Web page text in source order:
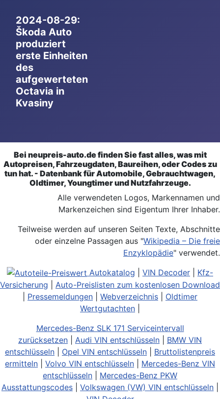
2024-08-29:
Škoda Auto
produziert
erste Einheiten
des
aufgewerteten
Octavia in
Kvasiny
Bei neupreis-auto.de finden Sie fast alles, was mit
Autopreisen, Fahrzeugdaten, Baureihen, oder Codes zu
tun hat. - Datenbank für Automobile, Gebrauchtwagen,
Oldtimer, Youngtimer und Nutzfahrzeuge.
Alle verwendeten Logos, Markennamen und
Markenzeichen sind Eigentum Ihrer Inhaber.
Teilweise werden auf unseren Seiten Texte, Abschnitte
oder einzelne Passagen aus "Wikipedia – Die freie
Enzyklopädie" verwendet.
Autokatalog
VIN Decoder
Kfz-
Versicherung
Auto-Preislisten zum kostenlosen Download
Pressemeldungen Webverzeichnis
Oldtimer
Wertgutachten
Mercedes-Benz SLK 171 Serviceintervall
zurücksetzen
Audi VIN entschlüsseln
BMW VIN
entschlüsseln
Opel VIN entschlüsseln
Bruttolistenpreis
ermitteln
Volvo VIN entschlüsseln
Mercedes-Benz VIN
entschlüsseln
Mercedes-Benz PKW
Ausstattungscodes
Volkswagen (VW) VIN entschlüsseln